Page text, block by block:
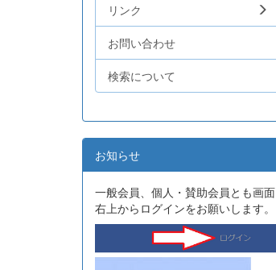
リンク
お問い合わせ
検索について
お知らせ
一般会員、個人・賛助会員とも画面
右上からログインをお願いします。